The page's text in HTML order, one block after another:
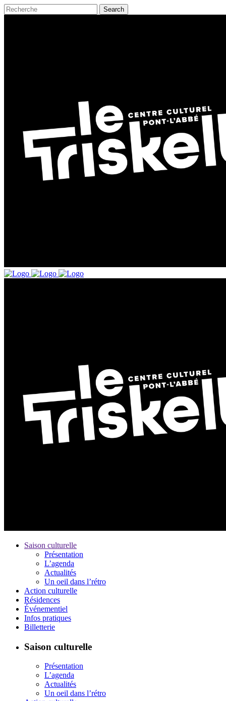
Saison culturelle
Présentation
L’agenda
Actualités
Un oeil dans l’rétro
Action culturelle
Résidences
Événementiel
Infos pratiques
Billetterie
Saison culturelle
Présentation
L’agenda
Actualités
Un oeil dans l’rétro